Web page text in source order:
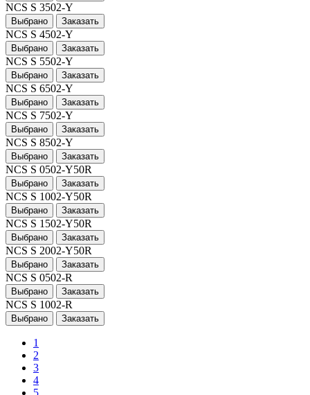
NCS S 3502-Y
Выбрано Заказать
NCS S 4502-Y
Выбрано Заказать
NCS S 5502-Y
Выбрано Заказать
NCS S 6502-Y
Выбрано Заказать
NCS S 7502-Y
Выбрано Заказать
NCS S 8502-Y
Выбрано Заказать
NCS S 0502-Y50R
Выбрано Заказать
NCS S 1002-Y50R
Выбрано Заказать
NCS S 1502-Y50R
Выбрано Заказать
NCS S 2002-Y50R
Выбрано Заказать
NCS S 0502-R
Выбрано Заказать
NCS S 1002-R
Выбрано Заказать
1
2
3
4
5